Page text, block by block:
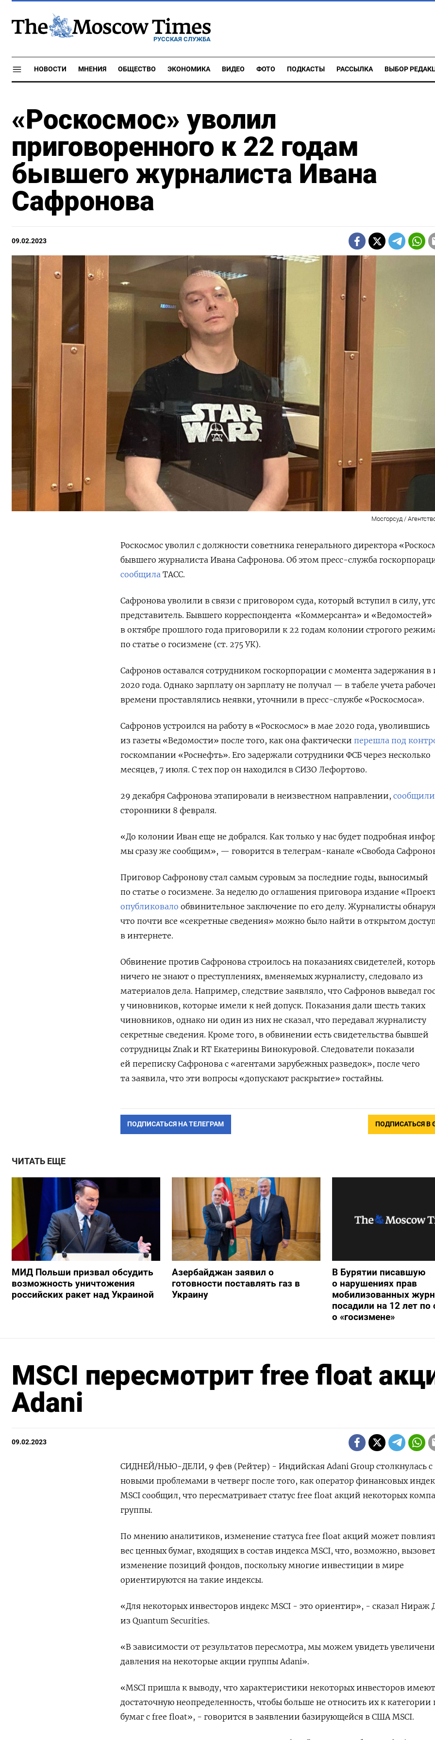
РУССКАЯ СЛУЖБА
НОВОСТИ МНЕНИЯ ОБЩЕСТВО ЭКОНОМИКА ВИДЕО ФОТО ПОДКАСТЫ РАССЫЛКА ВЫБОР
«Роскосмос» уволил
приговоренного к 22 годам
бывшего журналиста Ивана
Сафронова
09.02.2023
Мосгорсуд /
Роскосмос уволил с должности советника генерального директора
бывшего журналиста Ивана Сафронова. Об этом пресс-служба
сообщила ТАСС.
Сафронова уволили в связи с приговором суда, который вступил в силу,
представитель. Бывшего корреспондента «Коммерсанта» и «Ведомостей»
в октябре прошлого года приговорили к 22 годам колонии строгого
по статье о госизмене (ст. 275 УК).
Сафронов оставался сотрудником госкорпорации с момента задержания в
2020 года. Однако зарплату он зарплату не получал — в табеле учета
времени проставлялись неявки, уточнили в пресс-службе «Роскосмоса».
Сафронов устроился на работу в «Роскосмос» в мае 2020 года, уволившись
из газеты «Ведомости» после того, как она фактически перешла под
госкомпании «Роснефть». Его задержали сотрудники ФСБ через несколько
месяцев, 7 июля. С тех пор он находился в СИЗО Лефортово.
29 декабря Сафронова этапировали в неизвестном направлении, сообщили
сторонники 8 февраля.
«До колонии Иван еще не добрался. Как только у нас будет подробная
мы сразу же сообщим», — говорится в телеграм-канале «Свобода
Приговор Сафронову стал самым суровым за последние годы, выносимый
по статье о госизмене. За неделю до оглашения приговора издание
опубликовало обвинительное заключение по его делу. Журналисты
что почти все «секретные сведения» можно было найти в открытом
в интернете.
Обвинение против Сафронова строилось на показаниях свидетелей,
ничего не знают о преступлениях, вменяемых журналисту, следовало из
материалов дела. Например, следствие заявляло, что Сафронов выведал
у чиновников, которые имели к ней допуск. Показания дали шесть таких
чиновников, однако ни один из них не сказал, что передавал журналисту
секретные сведения. Кроме того, в обвинении есть свидетельства бывшей
сотрудницы Znak и RT Екатерины Винокуровой. Следователи показали
ей переписку Сафронова с «агентами зарубежных разведок», после чего
та заявила, что эти вопросы «допускают раскрытие» гостайны.
ПОДПИСАТЬСЯ НА ТЕЛЕГРАМ ПОДПИСАТЬСЯ В
ЧИТАТЬ ЕЩЕ
МИД Польши призвал обсудить
возможность уничтожения
российских ракет над Украиной
Азербайджан заявил о
готовности поставлять газ в
Украину
В Бурятии писавшую
о нарушениях прав
мобилизованных
посадили на 12 лет по
о «госизмене»
MSCI пересмотрит free float
Adani
09.02.2023
СИДНЕЙ/НЬЮ-ДЕЛИ, 9 фев (Рейтер) - Индийская Adani Group столкнулась с
новыми проблемами в четверг после того, как оператор финансовых
MSCI сообщил, что пересматривает статус free float акций некоторых
группы.
По мнению аналитиков, изменение статуса free float акций может
вес ценных бумаг, входящих в состав индекса MSCI, что, возможно,
изменение позиций фондов, поскольку многие инвестиции в мире
ориентируются на такие индексы.
«Для некоторых инвесторов индекс MSCI - это ориентир», - сказал Нираж
из Quantum Securities.
«В зависимости от результатов пересмотра, мы можем увидеть
давления на некоторые акции группы Adani».
«MSCI пришла к выводу, что характеристики некоторых инвесторов имеют
достаточную неопределенность, чтобы больше не относить их к категории
бумаг с free float», - говорится в заявлении базирующейся в США MSCI.